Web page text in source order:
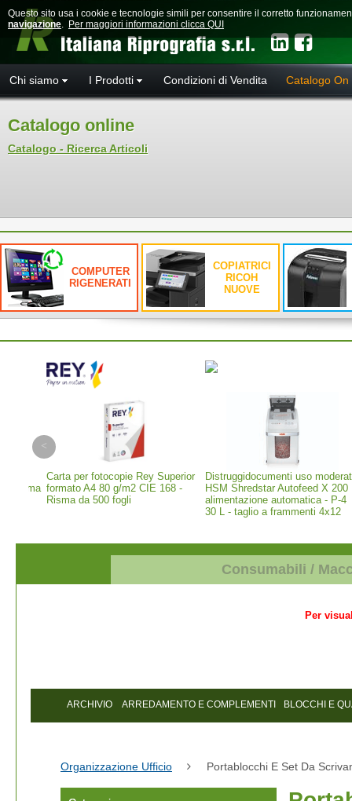
Questo sito usa i cookie e tecnologie simili per consentire il corretto
navigazione. Per maggiori informazioni clicca QUI
Chi siamo I Prodotti Condizioni di Vendita Catalogo On
Catalogo online
Catalogo - Ricerca Articoli
COMPUTER
RIGENERATI
COPIATRICI
RICOH
NUOVE
Distruggidocumenti uso moderato
HSM Shredstar Autofeed X 200
alimentazione automatica - P-4
Distruggidocumenti uso moderato
HSM Shredstar Autofeed X 300
alimentazione automatica - P-4
30 L - taglio a frammenti 4x12
Consumabili /
Per
ARCHIVIO ARREDAMENTO E COMPLEMENTI BLOCCHI E
Organizzazione Ufficio Portablocchi E Set Da